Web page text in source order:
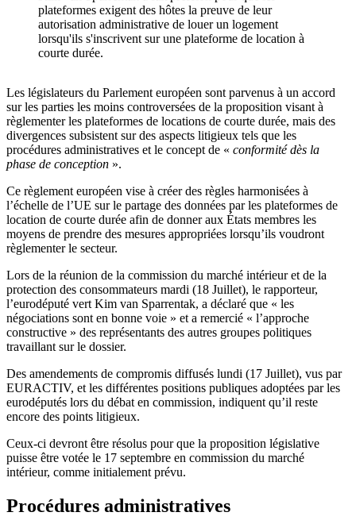
plateformes exigent des hôtes la preuve de leur
autorisation administrative de louer un logement
lorsqu'ils s'inscrivent sur une plateforme de location à
courte durée.
Les législateurs du Parlement européen sont parvenus à un accord
sur les parties les moins controversées de la proposition visant à
règlementer les plateformes de locations de courte durée, mais des
divergences subsistent sur des aspects litigieux tels que les
procédures administratives et le concept de « conformité dès la
phase de conception ».
Ce règlement européen vise à créer des règles harmonisées à
l’échelle de l’UE sur le partage des données par les plateformes de
location de courte durée afin de donner aux États membres les
moyens de prendre des mesures appropriées lorsqu’ils voudront
règlementer le secteur.
Lors de la réunion de la commission du marché intérieur et de la
protection des consommateurs mardi (18 Juillet), le rapporteur,
l’eurodéputé vert Kim van Sparrentak, a déclaré que « les
négociations sont en bonne voie » et a remercié « l’approche
constructive » des représentants des autres groupes politiques
travaillant sur le dossier.
Des amendements de compromis diffusés lundi (17 Juillet), vus par
EURACTIV, et les différentes positions publiques adoptées par les
eurodéputés lors du débat en commission, indiquent qu’il reste
encore des points litigieux.
Ceux-ci devront être résolus pour que la proposition législative
puisse être votée le 17 septembre en commission du marché
intérieur, comme initialement prévu.
Procédures administratives